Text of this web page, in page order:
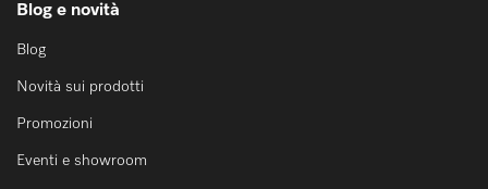
Blog e novità
Blog
Novità sui prodotti
Promozioni
Eventi e showroom